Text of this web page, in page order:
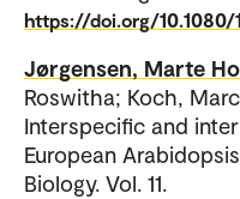
https://doi.org/10.1080/
Jørgensen, Marte
Roswitha; Koch,
Interspecific and
European
Biology. Vol. 11.